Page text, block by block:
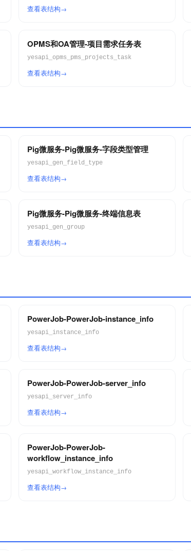
查看表结构
OPMS和OA管理-项目需求任务表
yesapi_opms_pms_projects_task
查看表结构
Pig微服务-Pig微服务-字段类型管理
yesapi_gen_field_type
查看表结构
Pig微服务-Pig微服务-终端信息表
yesapi_gen_group
查看表结构
PowerJob-PowerJob-instance_info
yesapi_instance_info
查看表结构
PowerJob-PowerJob-server_info
yesapi_server_info
查看表结构
PowerJob-PowerJob-
workflow_instance_info
yesapi_workflow_instance_info
查看表结构